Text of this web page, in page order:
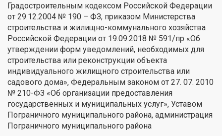
Градостроительным кодексом Российской Федерации
от 29.12.2004 № 190 – ФЗ, приказом Министерства
строительства и жилищно-коммунального хозяйства
Российской Федерации от 19.09.2018 № 591/пр «Об
утверждении форм уведомлений, необходимых для
строительства или реконструкции объекта
индивидуального жилищного строительства или
садового дома», Федеральным законом от 27. 07. 2010
№ 210-ФЗ «Об организации предоставления
государственных и муниципальных услуг», Уставом
Пограничного муниципального района, администрация
Пограничного муниципального района